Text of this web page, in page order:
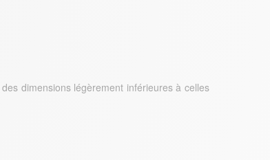
dimensions légèrement inférieures à celles